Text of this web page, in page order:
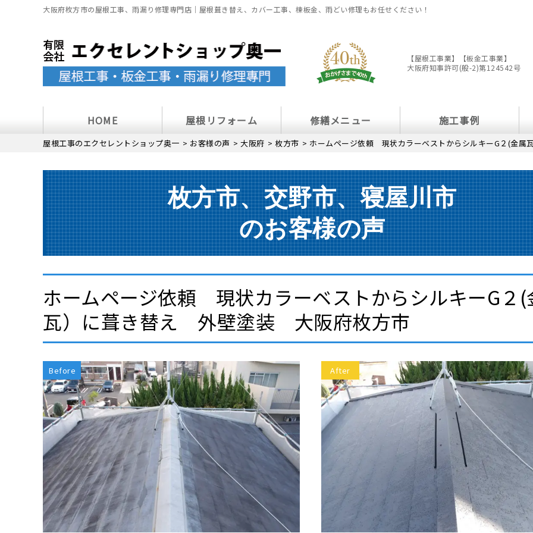
大阪府枚方市の屋根工事、雨漏り修理専門店｜屋根葺き替え、カバー工事、棟板金、雨どい修理もお任せください！
【屋根工事業】【板金工事業】
大阪府知事許可(般-2)第124542号
HOME 屋根リフォーム 修繕メニュー 施工事例
屋根工事のエクセレントショップ奥一 > お客様の声 > 大阪府 > 枚方市 > ホームページ依頼 現状カラーベストからシルキーG２(金
枚方市、交野市、寝屋川市
のお客様の声
ホームページ依頼 現状カラーベストからシルキーG２(
瓦）に葺き替え 外壁塗装 大阪府枚方市
Before After